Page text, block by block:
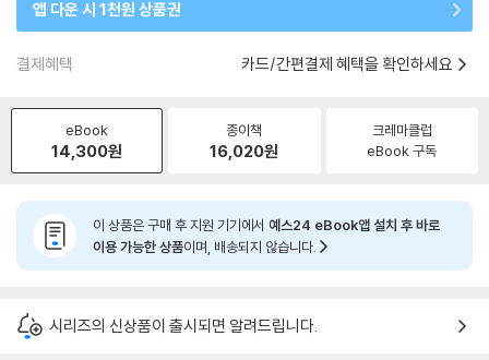
앱 다운 시 1천원 상품권
결제혜택 카드/간편결제 혜택을 확인하세요
eBook
14,300원
종이책
16,020원
크레마클럽
eBook 구독
이 상품은 구매 후 지원 기기에서 예스24 eBook앱 설치 후 바로
이용 가능한 상품이며, 배송되지 않습니다.
시리즈의 신상품이 출시되면 알려드립니다.